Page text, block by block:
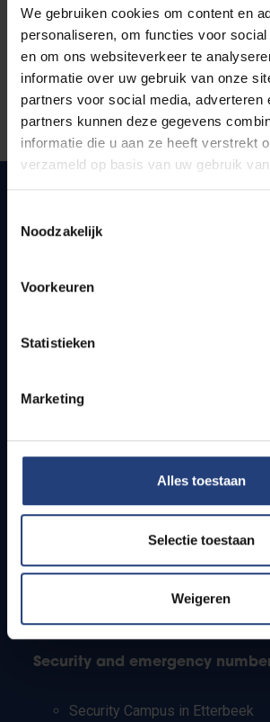
We gebruiken cookies om content en
personaliseren, om functies voor
en om ons websiteverkeer te
informatie over uw gebruik van onze
partners voor social media, adverteren
partners kunnen deze gegevens
informatie die u aan ze heeft verstrekt
verzameld op basis van uw gebruik
Noodzakelijk
Voorkeuren
Statistieken
Marketing
Alles toestaan
Selectie toestaan
Weigeren
Quick links
How to get to the VUB campuses
Students
PhD students
Teachers and secondary
Working students
Security and emergency
Security Campus in Etterbeek